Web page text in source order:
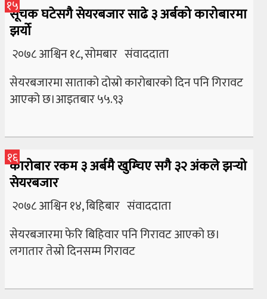
१५
सूचक घटेसगै सेयरबजार साढे ३ अर्बको कारोबारमा
झर्यो
२०७८ आश्विन १८, सोमबार संवाददाता
सेयरबजारमा साताको दोस्रो कारोबारको दिन पनि गिरावट
आएको छ।आइतबार ५५.९३
१६
कारोबार रकम ३ अर्बमै खुम्चिए सगै ३२ अंकले झर्‍यो
सेयरबजार
२०७८ आश्विन १४, बिहिबार संवाददाता
सेयरबजारमा फेरि बिहिवार पनि गिरावट आएको छ।
लगातार तेस्रो दिनसम्म गिरावट